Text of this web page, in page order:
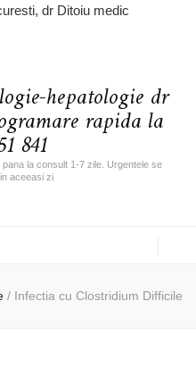
dr Ditoiu medic
hepatologie dr
rapida la
841
la consult 1-7 zile. Urgentele se
aceeasi zi
/ Infectia cu Clostridium Difficile